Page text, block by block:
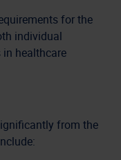
for the
individual
healthcare
from the